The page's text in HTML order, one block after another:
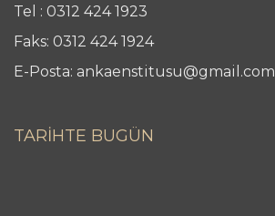
Tel : 0312 424 1923
Faks: 0312 424 1924
E-Posta: ankaenstitusu@gmail.com
TARİHTE BUGÜN